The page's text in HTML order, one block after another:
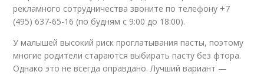
рекламного сотрудничества звоните по телефону +7
(495) 637-65-16 (по будням с 9:00 до 18:00).
У малышей высокий риск проглатывания пасты, поэтому
многие родители стараются выбирать пасту без фтора.
Однако это не всегда оправдано. Лучший вариант —